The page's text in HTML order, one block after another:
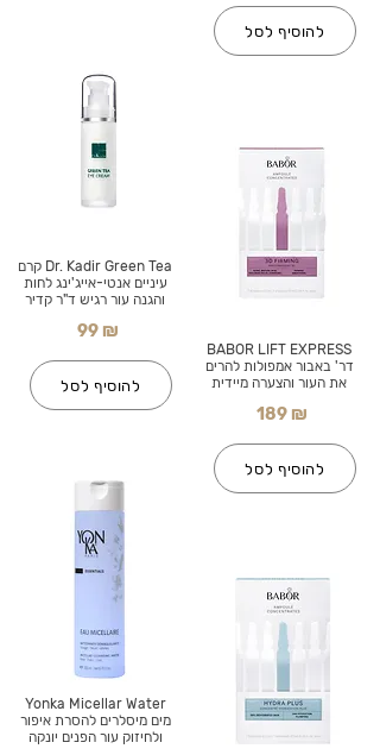
Dr. Kadir Green Tea קרם
עיניים אנטי-אייג'ינג לחות
והגנה עור רגיש ד"ר קדיר
99 ₪
להוסיף לסל
Yonka Micellar Water
מים מיסלרים להסרת איפור
ולחיזוק עור הפנים יונקה
להוסיף לסל
BABOR LIFT EXPRESS
דר' באבור אמפולות להרים
את העור והצערה מיידית
189 ₪
להוסיף לסל